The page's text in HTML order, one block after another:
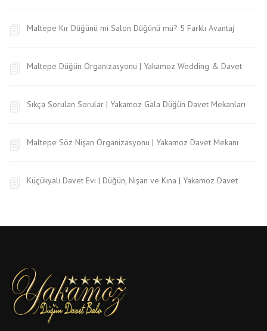
Maltepe Kır Düğünü mi Salon Düğünü mü? 5 Farklı Avantaj
Maltepe Düğün Organizasyonu | Yakamoz Wedding & Davet
Sıkça Sorulan Sorular | Yakamoz Gala Düğün Davet Mekanları
Maltepe Söz Nişan Organizasyonu | Yakamoz Davet Mekanı
Küçükyalı Davet Evi | Düğün, Nişan ve Kına | Yakamoz Davet